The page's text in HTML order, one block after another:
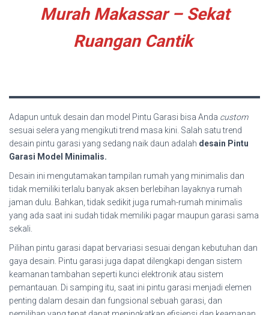
Murah Makassar – Sekat
Ruangan Cantik
Adapun untuk desain dan model Pintu Garasi bisa Anda custom
sesuai selera yang mengikuti trend masa kini. Salah satu trend
desain pintu garasi yang sedang naik daun adalah desain Pintu
Garasi Model Minimalis.
Desain ini mengutamakan tampilan rumah yang minimalis dan
tidak memiliki terlalu banyak aksen berlebihan layaknya rumah
jaman dulu. Bahkan, tidak sedikit juga rumah-rumah minimalis
yang ada saat ini sudah tidak memiliki pagar maupun garasi sama
sekali.
Pilihan pintu garasi dapat bervariasi sesuai dengan kebutuhan dan
gaya desain. Pintu garasi juga dapat dilengkapi dengan sistem
keamanan tambahan seperti kunci elektronik atau sistem
pemantauan. Di samping itu, saat ini pintu garasi menjadi elemen
penting dalam desain dan fungsional sebuah garasi, dan